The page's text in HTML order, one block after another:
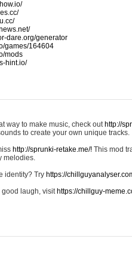
dare.org/generator
games/164604
mods
hint.io/
way to make music, check out http://
to create your own unique tracks.
http://sprunki-retake.me/! This mod
melodies.
identity? Try https://
good laugh, visit https://chillguy-